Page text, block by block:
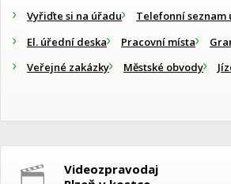
Vyřiďte si na úřadu
Telefonní seznam
El. úřední deska
Pracovní místa
Veřejné zakázky
Městské obvody
Videozpravodaj